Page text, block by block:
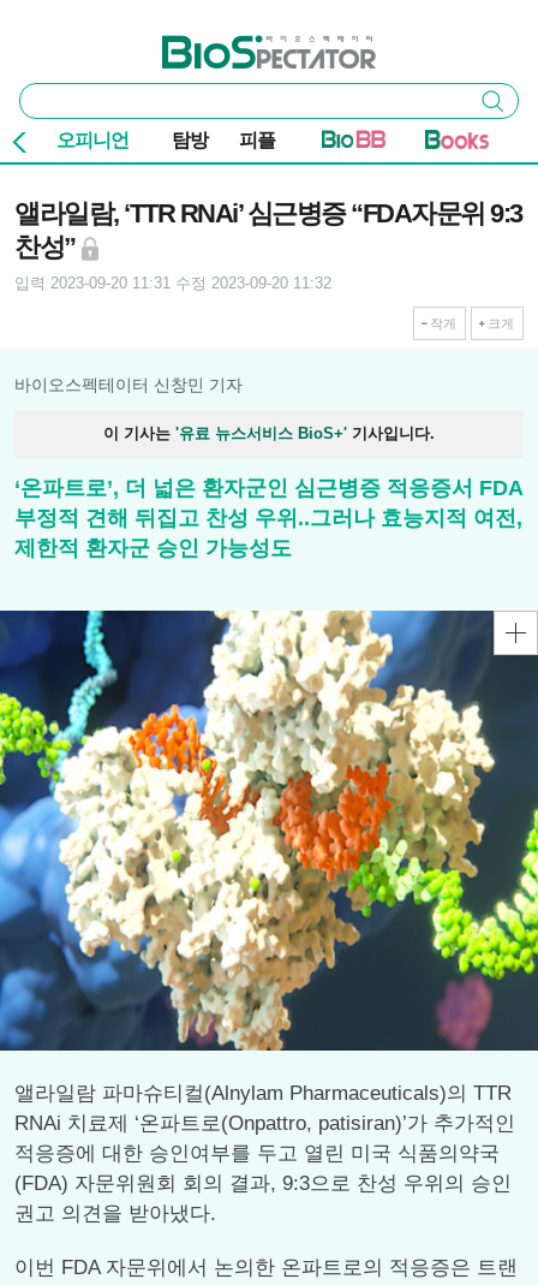
바이오스펙테이터
통
합
검
색
검색
오피니언 탐방 피플
앨라일람, ‘TTR RNAi’ 심근병증 “FDA자문위 9:3
찬성”
입력 2023-09-20 11:31 수정 2023-09-20 11:32
작게 크게
바이오스펙테이터 신창민 기자
이 기사는 '유료 뉴스서비스 BioS+' 기사입니다.
‘온파트로’, 더 넓은 환자군인 심근병증 적응증서 FDA
부정적 견해 뒤집고 찬성 우위..그러나 효능지적 여전,
제한적 환자군 승인 가능성도
앨라일람 파마슈티컬(Alnylam Pharmaceuticals)의 TTR
RNAi 치료제 ‘온파트로(Onpattro, patisiran)’가 추가적인
적응증에 대한 승인여부를 두고 열린 미국 식품의약국
(FDA) 자문위원회 회의 결과, 9:3으로 찬성 우위의 승인
권고 의견을 받아냈다.
이번 FDA 자문위에서 논의한 온파트로의 적응증은 트랜